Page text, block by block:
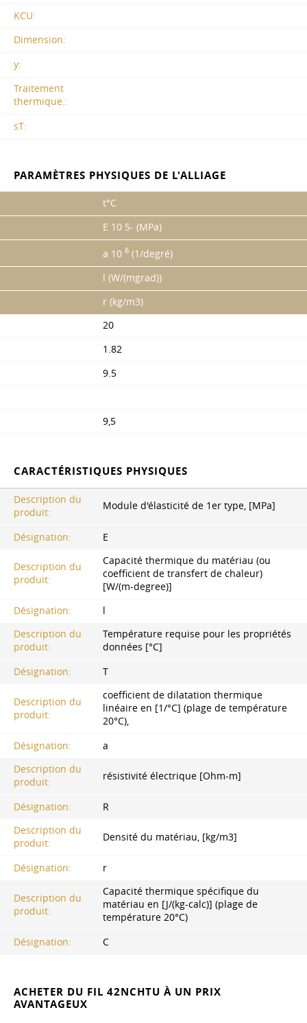
KCU:
Dimension:
y:
Traitement
thermique.:
sT:
PARAMÈTRES PHYSIQUES DE L'ALLIAGE
t°C
E 10 5- (MPa)
a 10 6 (1/degré)
l (W/(mgrad))
r (kg/m3)
20
1.82
9.5
9,5
CARACTÉRISTIQUES PHYSIQUES
Description du
produit:
Module d'élasticité de 1er type, [MPa]
Désignation: E
Description du
produit:
Capacité thermique du matériau (ou
coefficient de transfert de chaleur)
[W/(m-degree)]
Désignation:
Description du
produit:
Température requise pour les propriétés
données [°C]
Désignation:
T
Description du
produit:
coefficient de dilatation thermique
linéaire en [1/°C] (plage de température
20°C),
Désignation:
a
Description du
produit:
résistivité électrique [Ohm-m]
Désignation:
R
Description du
produit:
Densité du matériau, [kg/m3]
Désignation: r
Description du
produit:
Capacité thermique spécifique du
matériau en [J/(kg-calc)] (plage de
température 20°C)
Désignation:
C
ACHETER DU FIL 42NCHTU À UN PRIX
AVANTAGEUX